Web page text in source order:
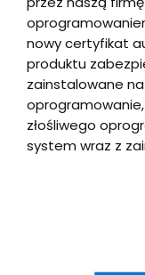
nowy certyfikat
produktu
zainstalowane
złośliwego
system wraz z